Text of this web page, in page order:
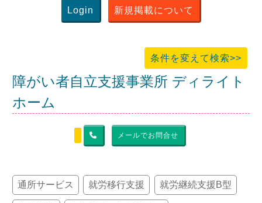
よくある質問
Login 新規掲載について
条件を変えて検索>>
障がい者自立支援事業所 ディライト
ホーム
メールでお問合せ
通所サービス 就労移行支援 就労継続支援B型